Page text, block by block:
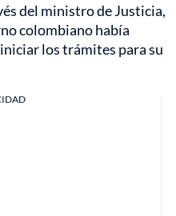
del ministro de Justicia,
colombiano había
los trámites para su